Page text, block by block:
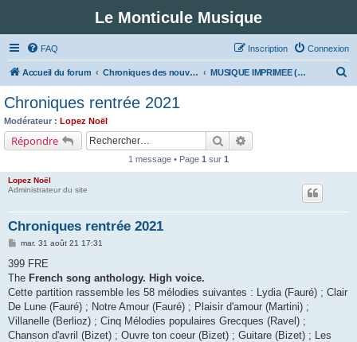
Le Monticule Musique
FAQ Connexion
Inscription
Accueil du forum Chroniques des nouveautés musicales : Pour voir les visuels des notices vous devez vous enregistrer. MUSIQUE IMPRIMEE (Classe 3 - Musique classique)
Chroniques rentrée 2021
Modérateur : Lopez Noël
Répondre Rechercher
1 message • Page 1 sur 1
Lopez Noël
Administrateur du site
Chroniques rentrée 2021
M
s
a
g
mar. 31 août 21 17:31
399 FRE
The French song anthology. High voice.
Cette partition rassemble les 58 mélodies suivantes : Lydia (Fauré) ; Clair
De Lune (Fauré) ; Notre Amour (Fauré) ; Plaisir d'amour (Martini) ;
Villanelle (Berlioz) ; Cinq Mélodies populaires Grecques (Ravel) ;
Chanson d'avril (Bizet) ; Ouvre ton coeur (Bizet) ; Guitare (Bizet) ; Les